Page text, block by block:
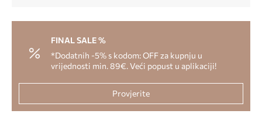
FINAL SALE %
*Dodatnih -5% s kodom: OFF za kupnju u
vrijednosti min. 89€. Veći popust u aplikaciji!
Provjerite